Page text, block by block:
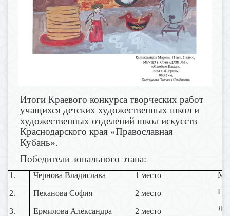
Итоги Краевого конкурса творческих работ
учащихся детских художественных школ и
художественных отделений школ искусств
Краснодарского края «Православная
Кубань».
Победители зонального этапа:
1.
2.
3.
Чернова Владислава
Пеканова София
Ермилова Александра
1 место
2 место
2 место